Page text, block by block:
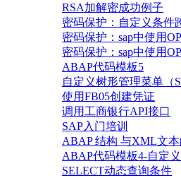
RSA加解密成功例子
密码保护：自定义条件
密码保护：sap中使用
密码保护：sap中使用
ABAP代码模板5
自定义树形管理菜单（
使用FB05创建凭证
调用工商银行API接口
SAP入门培训
ABAP 结构 与XML文
ABAP代码模板4-自定
SELECT动态查询条件